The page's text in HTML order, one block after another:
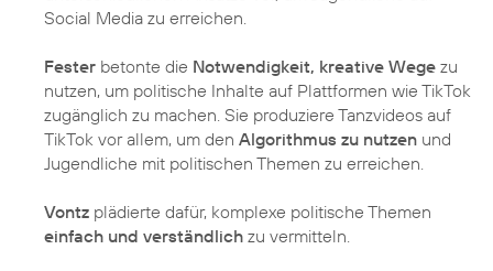
Social Media zu erreichen.
Fester betonte die Notwendigkeit, kreative Wege zu
nutzen, um politische Inhalte auf Plattformen wie TikTok
zugänglich zu machen. Sie produziere Tanzvideos auf
TikTok vor allem, um den Algorithmus zu nutzen und
Jugendliche mit politischen Themen zu erreichen.
Vontz plädierte dafür, komplexe politische Themen
einfach und verständlich zu vermitteln.